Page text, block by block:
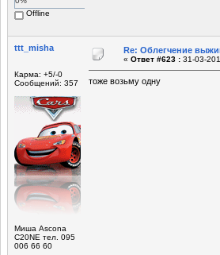
Offline
ttt_misha
Карма: +5/-0
Сообщений: 357
Миша Ascona
C20NE тел. 095
006 66 60
Re: Облегчение
« Ответ #623 : 31-03-
тоже возьму одну